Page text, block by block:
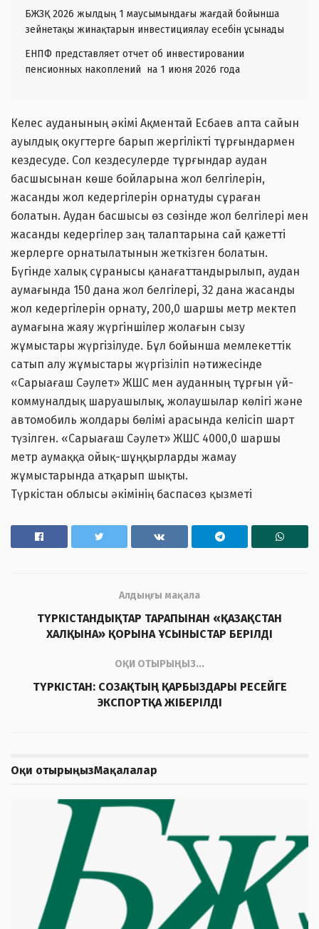
БЖЗҚ 2026 жылдың 1 маусымындағы жағдай бойынша
зейнетақы жинақтарын инвестициялау есебін ұсынады
ЕНПФ представляет отчет об инвестировании
пенсионных накоплений на 1 июня 2026 года
Келес ауданының әкімі Ақментай Есбаев апта сайын
ауылдық окугтерге барып жергілікті тұрғындармен
кездесуде. Сол кездесулерде тұрғындар аудан
басшысынан көше бойларына жол белгілерін,
жасанды жол кедергілерін орнатуды сұраған
болатын. Аудан басшысы өз сөзінде жол белгілері мен
жасанды кедергілер заң талаптарына сай қажетті
жерлерге орнатылатынын жеткізген болатын.
Бүгінде халық сұранысы қанағаттандырылып, аудан
аумағында 150 дана жол белгілері, 32 дана жасанды
жол кедергілерін орнату, 200,0 шаршы метр мектеп
аумағына жаяу жүргіншілер жолағын сызу
жұмыстары жүргізілуде. Бұл бойынша мемлекеттік
сатып алу жұмыстары жүргізіліп нәтижесінде
«Сарыағаш Сәулет» ЖШС мен ауданның тұрғын үй-
коммуналдық шаруашылық, жолаушылар көлігі және
автомобиль жолдары бөлімі арасында келісіп шарт
түзілген. «Сарыағаш Сәулет» ЖШС 4000,0 шаршы
метр аумаққа ойық-шұңқырларды жамау
жұмыстарында атқарып шықты.
Түркістан облысы әкімінің баспасөз қызметі
Алдыңғы мақала
ТҮРКІСТАНДЫҚТАР ТАРАПЫНАН «ҚАЗАҚСТАН
ХАЛҚЫНА» ҚОРЫНА ҰСЫНЫСТАР БЕРІЛДІ
ОҚИ ОТЫРЫҢЫЗ...
ТҮРКІСТАН: СОЗАҚТЫҢ ҚАРБЫЗДАРЫ РЕСЕЙГЕ
ЭКСПОРТҚА ЖІБЕРІЛДІ
Оқи отырыңызМақалалар